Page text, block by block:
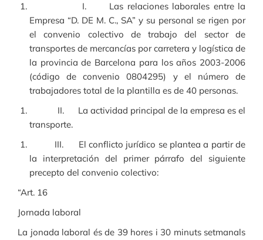
I. Las relaciones laborales entre la
Empresa “D. DE M. C., SA” y su personal se rigen por
el convenio colectivo de trabajo del sector de
transportes de mercancías por carretera y logística de
la provincia de Barcelona para los años 2003-2006
(código de convenio 0804295) y el número de
trabajadores total de la plantilla es de 40 personas.
II. La actividad principal de la empresa es el
transporte.
III. El conflicto jurídico se plantea a partir de
la interpretación del primer párrafo del siguiente
precepto del convenio colectivo:
“Art. 16
Jornada laboral
La jonada laboral és de 39 hores i 30 minuts setmanals